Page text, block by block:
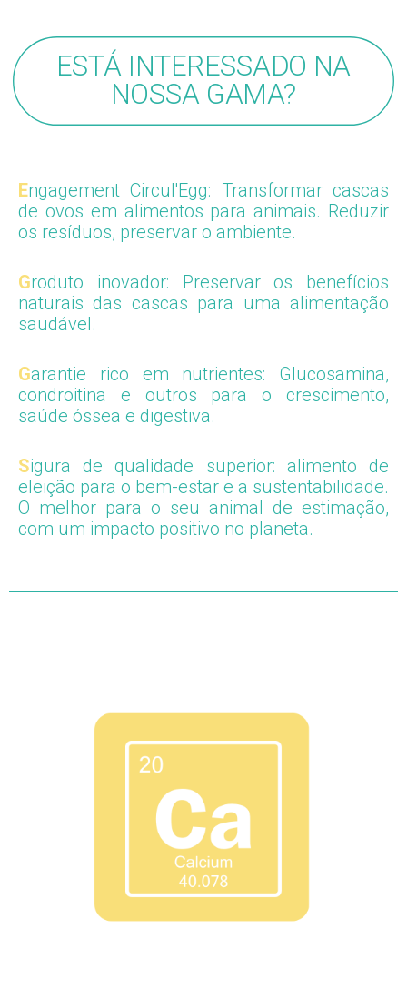
ESTÁ INTERESSADO NA
NOSSA GAMA?
Engagement Circul'Egg: Transformar cascas
de ovos em alimentos para animais. Reduzir
os resíduos, preservar o ambiente.
Groduto inovador: Preservar os benefícios
naturais das cascas para uma alimentação
saudável.
Garantie rico em nutrientes: Glucosamina,
condroitina e outros para o crescimento,
saúde óssea e digestiva.
Sigura de qualidade superior: alimento de
eleição para o bem-estar e a sustentabilidade.
O melhor para o seu animal de estimação,
com um impacto positivo no planeta.